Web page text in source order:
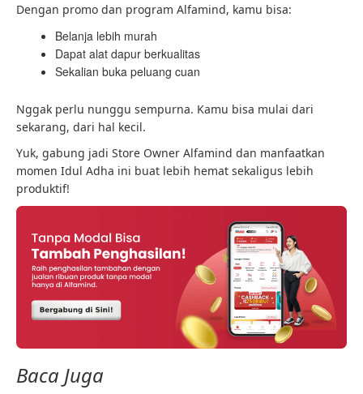
Dengan promo dan program Alfamind, kamu bisa:
Belanja lebih murah
Dapat alat dapur berkualitas
Sekalian buka peluang cuan
Nggak perlu nunggu sempurna. Kamu bisa mulai dari
sekarang, dari hal kecil.
Yuk, gabung jadi Store Owner Alfamind dan manfaatkan
momen Idul Adha ini buat lebih hemat sekaligus lebih
produktif!
Baca Juga